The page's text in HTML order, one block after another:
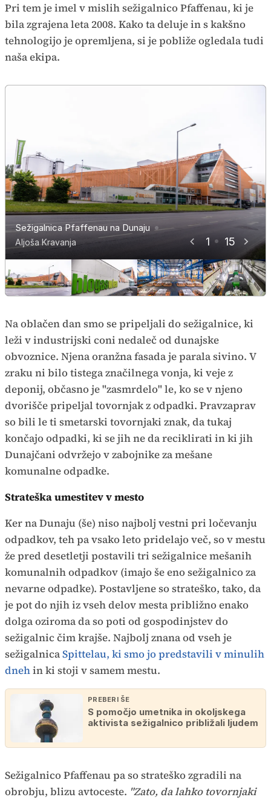
Pri tem je imel v mislih sežigalnico Pfaffenau, ki je
bila zgrajena leta 2008. Kako ta deluje in s kakšno
tehnologijo je opremljena, si je pobliže ogledala tudi
naša ekipa.
1 15
Sežigalnica Pfaffenau na Dunaju
Aljoša Kravanja
Ob sežigalnici je tudi bioplinarna, ki
ji sežigalnica dobavlja električno
energijo
Aljoša Kravanja
Filtri v čistilni napravi sežigalnice
Aljoša Kravanja
S sežigom generirajo električno in
toplotno energijo
Aljoša Kravanja
Sežigalnica Pfaffenau na Dunaju
Aljoša Kravanja
Iz peči ostanke po sežigu odvajajo
na tekočih trakovih
Aljoša Kravanja
Pepel, ki je pomešan z železom,
drugimi kovinami in snovmi, ki niso
zgorele
Aljoša Kravanja
Sežigalnica Pfaffenau na Dunaju
Aljoša Kravanja
Sežigalnica Pfaffenau na Dunaju
Aljoša Kravanja
Sežigalnica Pfaffenau na Dunaju
Aljoša Kravanja
Sežigalnica Pfaffenau na Dunaju
Aljoša Kravanja
Sežigalnica Pfaffenau na Dunaju
Aljoša Kravanja
Sežigalnica Pfaffenau na Dunaju
Aljoša Kravanja
Sežigalnica Pfaffenau na Dunaju
Aljoša Kravanja
Sežigalnica Pfaffenau na Dunaju
Aljoša Kravanja
Na oblačen dan smo se pripeljali do sežigalnice, ki
leži v industrijski coni nedaleč od dunajske
obvoznice. Njena oranžna fasada je parala sivino. V
zraku ni bilo tistega značilnega vonja, ki veje z
deponij, občasno je "zasmrdelo" le, ko se v njeno
dvorišče pripeljal tovornjak z odpadki. Pravzaprav
so bili le ti smetarski tovornjaki znak, da tukaj
končajo odpadki, ki se jih ne da reciklirati in ki jih
Dunajčani odvržejo v zabojnike za mešane
komunalne odpadke.
Strateška umestitev v mesto
Ker na Dunaju (še) niso najbolj vestni pri ločevanju
odpadkov, teh pa vsako leto pridelajo več, so v mestu
že pred desetletji postavili tri sežigalnice mešanih
komunalnih odpadkov (imajo še eno sežigalnico za
nevarne odpadke). Postavljene so strateško, tako, da
je pot do njih iz vseh delov mesta približno enako
dolga oziroma da so poti od gospodinjstev do
sežigalnic čim krajše. Najbolj znana od vseh je
sežigalnicaSpittelau, ki smo jo predstavili v minulih
dnehin ki stoji v samem mestu.
PREBERI ŠE
S pomočjo umetnika in okoljskega
aktivista sežigalnico približali ljudem
Sežigalnico Pfaffenau pa so strateško zgradili na
obrobju, blizu avtoceste. "Zato, da lahko tovornjaki